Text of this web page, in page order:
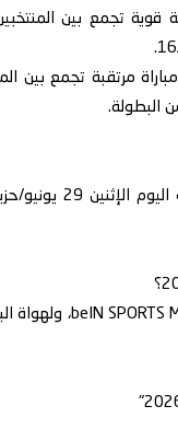
تجمع بين المنتخبين
تجمع بين
البطولة.